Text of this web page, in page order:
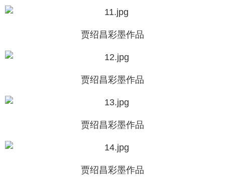
贾绍昌彩墨作品
贾绍昌彩墨作品
贾绍昌彩墨作品
贾绍昌彩墨作品